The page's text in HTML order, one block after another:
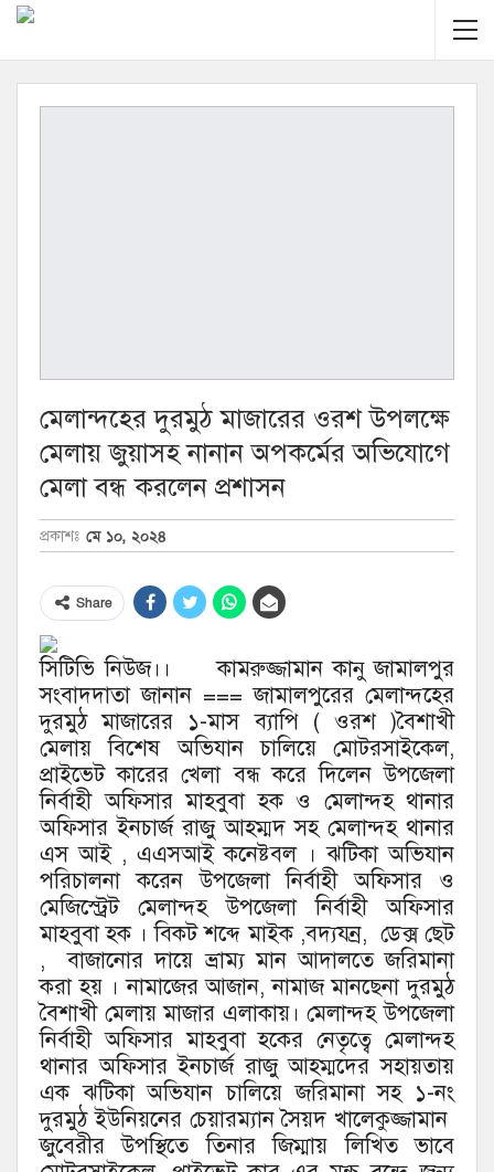
মেলান্দহের দুরমুঠ মাজারের ওরশ উপলক্ষে
মেলায় জুয়াসহ নানান অপকর্মের অভিযোগে
মেলা বন্ধ করলেন প্রশাসন
প্রকাশঃ মে ১০, ২০২৪
Share
সিটিভি নিউজ।। কামরুজ্জামান কানু জামালপুর
সংবাদদাতা জানান === জামালপুরের মেলান্দহের
দুরমুঠ মাজারের ১-মাস ব্যাপি ( ওরশ )বৈশাখী
মেলায় বিশেষ অভিযান চালিয়ে মোটরসাইকেল,
প্রাইভেট কারের খেলা বন্ধ করে দিলেন উপজেলা
নির্বাহী অফিসার মাহবুবা হক ও মেলান্দহ থানার
অফিসার ইনচার্জ রাজু আহম্মদ সহ মেলান্দহ থানার
এস আই , এএসআই কনেষ্টবল । ঝটিকা অভিযান
পরিচালনা করেন উপজেলা নির্বাহী অফিসার ও
মেজিস্ট্রেট মেলান্দহ উপজেলা নির্বাহী অফিসার
মাহবুবা হক । বিকট শব্দে মাইক ,বদ্যযন্র, ডেক্স ছেট
, বাজানোর দায়ে ভ্রাম্য মান আদালতে জরিমানা
করা হয় । নামাজের আজান, নামাজ মানছেনা দুরমুঠ
বৈশাখী মেলায় মাজার এলাকায়। মেলান্দহ উপজেলা
নির্বাহী অফিসার মাহবুবা হকের নেতৃত্বে মেলান্দহ
থানার অফিসার ইনচার্জ রাজু আহম্মদের সহায়তায়
এক ঝটিকা অভিযান চালিয়ে জরিমানা সহ ১-নং
দুরমুঠ ইউনিয়নের চেয়ারম্যান সৈয়দ খালেকুজ্জামান
জুবেরীর উপস্থিতে তিনার জিম্মায় লিখিত ভাবে